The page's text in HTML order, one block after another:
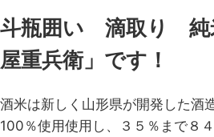
斗瓶囲い 滴取り 純
屋重兵衛」です！
酒米は新しく山形県が開発した酒
100％使用使用し、３５％まで８